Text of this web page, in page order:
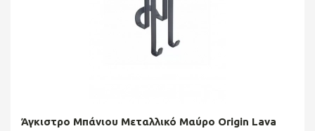
Άγκιστρο Μπάνιου Μεταλλικό Μαύρο Origin Lava